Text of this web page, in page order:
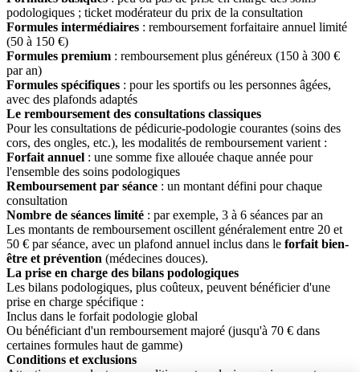
podologiques ; ticket modérateur du prix de la consultation
Formules intermédiaires : remboursement forfaitaire annuel limité
(50 à 150 €)
Formules premium : remboursement plus généreux (150 à 300 €
par an)
Formules spécifiques : pour les sportifs ou les personnes âgées,
avec des plafonds adaptés
Le remboursement des consultations classiques
Pour les consultations de pédicurie-podologie courantes (soins des
cors, des ongles, etc.), les modalités de remboursement varient :
Forfait annuel : une somme fixe allouée chaque année pour
l'ensemble des soins podologiques
Remboursement par séance : un montant défini pour chaque
consultation
Nombre de séances limité : par exemple, 3 à 6 séances par an
Les montants de remboursement oscillent généralement entre 20 et
50 € par séance, avec un plafond annuel inclus dans le forfait bien-
être et prévention (médecines douces).
La prise en charge des bilans podologiques
Les bilans podologiques, plus coûteux, peuvent bénéficier d'une
prise en charge spécifique :
Inclus dans le forfait podologie global
Ou bénéficiant d'un remboursement majoré (jusqu'à 70 € dans
certaines formules haut de gamme)
Conditions et exclusions